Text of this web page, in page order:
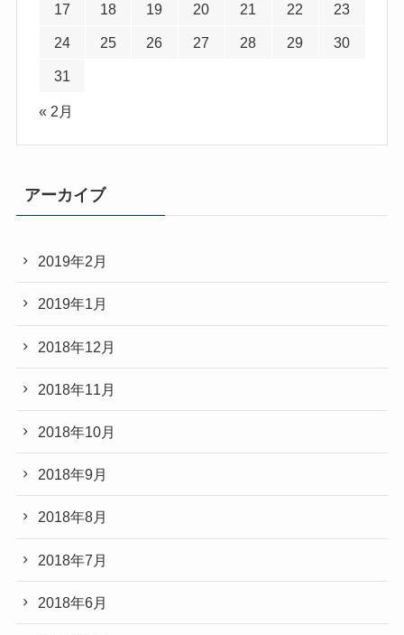
17 18 19 20 21 22 23
24 25 26 27 28 29 30
31
« 2月
アーカイブ
2019年2月
2019年1月
2018年12月
2018年11月
2018年10月
2018年9月
2018年8月
2018年7月
2018年6月